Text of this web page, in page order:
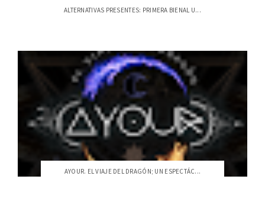
ALTERNATIVAS PRESENTES: PRIMERA BIENAL U...
AYOUR. EL VIAJE DEL DRAGÓN; UN ESPECTÁC...